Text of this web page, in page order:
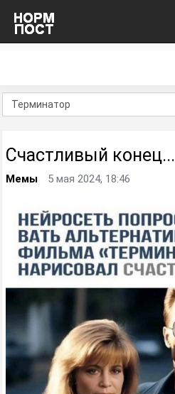
Счастливый конец...
Мемы 5 мая 2024, 18:46